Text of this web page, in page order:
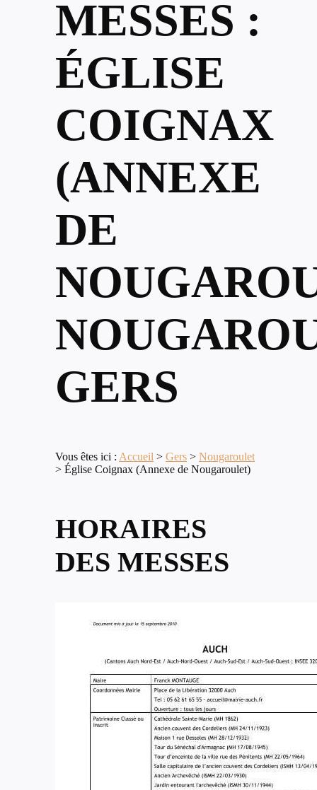
MESSES :
ÉGLISE
COIGNAX
(ANNEXE
DE
GERS
Vous êtes ici : Accueil > Gers > Nougaroulet
> Église Coignax (Annexe de Nougaroulet)
HORAIRES
DES MESSES